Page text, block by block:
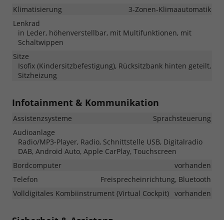
Klimatisierung
3-Zonen-Klimaautomatik
Lenkrad
in Leder, höhenverstellbar, mit Multifunktionen, mit
Schaltwippen
Sitze
Isofix (Kindersitzbefestigung), Rücksitzbank hinten geteilt,
Sitzheizung
Infotainment & Kommunikation
Assistenzsysteme
Sprachsteuerung
Audioanlage
Radio/MP3-Player, Radio, Schnittstelle USB, Digitalradio
DAB, Android Auto, Apple CarPlay, Touchscreen
Bordcomputer
vorhanden
Telefon
Freisprecheinrichtung, Bluetooth
Volldigitales Kombiinstrument (Virtual Cockpit) vorhanden